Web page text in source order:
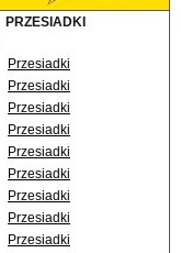
PRZESIADKI
Przesiadki
Przesiadki
Przesiadki
Przesiadki
Przesiadki
Przesiadki
Przesiadki
Przesiadki
Przesiadki